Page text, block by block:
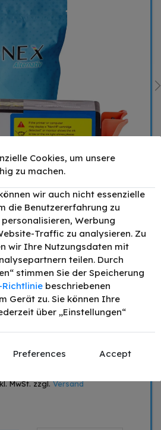
30,50 €
Stückpreis
30,50 €
28,97 € - 5%
27,45 € - 10%
- 15%
MwSt. zzgl.Versand
Cookies, um unsere
zu machen.
wir auch nicht essenzielle
die Benutzererfahrung zu
Werbung
Traffic zu analysieren. Zu
wir Ihre Nutzungsdaten mit
teilen. Durch
stimmen Sie der Speicherung
Richtlinie beschriebenen
Gerät zu. Sie können Ihre
über „Einstellungen“
Preferences Accept